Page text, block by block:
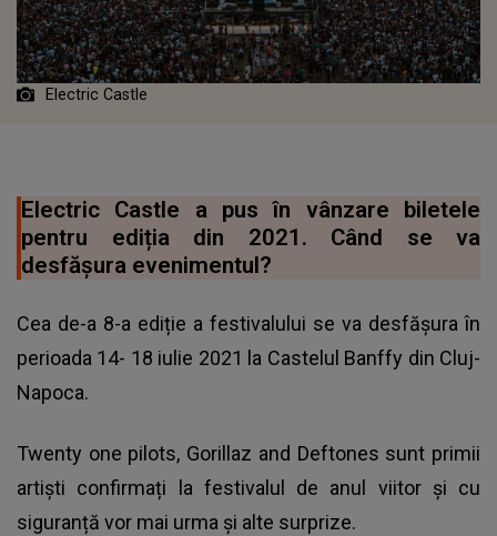
Electric Castle
Electric Castle a pus în vânzare biletele
pentru ediția din 2021. Când se va
desfășura evenimentul?
Cea de-a 8-a ediție a festivalului se va desfășura în
perioada 14- 18 iulie 2021 la Castelul Banffy din Cluj-
Napoca.
Twenty one pilots, Gorillaz and Deftones sunt primii
artiști confirmați la festivalul de anul viitor și cu
siguranță vor mai urma și alte surprize.